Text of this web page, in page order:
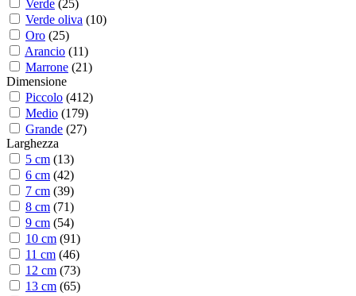
Verde (25)
Verde oliva (10)
Oro (25)
Arancio (11)
Marrone (21)
Dimensione
Piccolo (412)
Medio (179)
Grande (27)
Larghezza
5 cm (13)
6 cm (42)
7 cm (39)
8 cm (71)
9 cm (54)
10 cm (91)
11 cm (46)
12 cm (73)
13 cm (65)